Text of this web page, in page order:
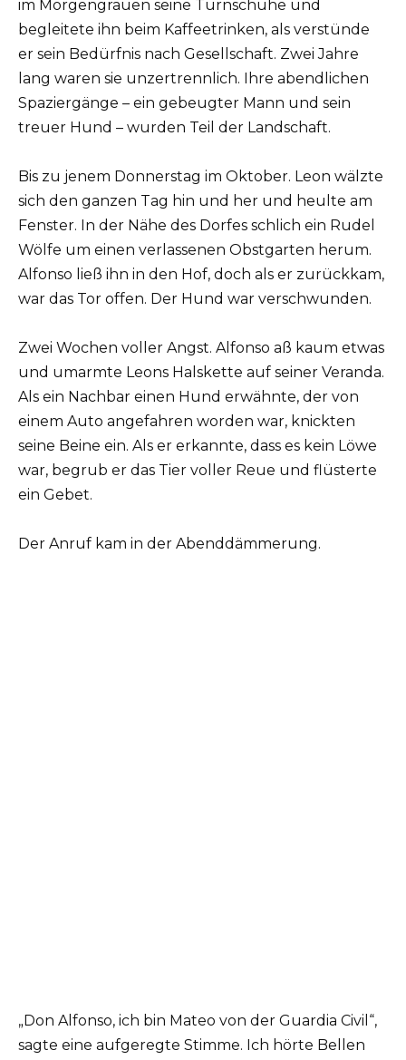
im Morgengrauen seine Turnschuhe und
begleitete ihn beim Kaffeetrinken, als verstünde
er sein Bedürfnis nach Gesellschaft. Zwei Jahre
lang waren sie unzertrennlich. Ihre abendlichen
Spaziergänge – ein gebeugter Mann und sein
treuer Hund – wurden Teil der Landschaft.
Bis zu jenem Donnerstag im Oktober. Leon wälzte
sich den ganzen Tag hin und her und heulte am
Fenster. In der Nähe des Dorfes schlich ein Rudel
Wölfe um einen verlassenen Obstgarten herum.
Alfonso ließ ihn in den Hof, doch als er zurückkam,
war das Tor offen. Der Hund war verschwunden.
Zwei Wochen voller Angst. Alfonso aß kaum etwas
und umarmte Leons Halskette auf seiner Veranda.
Als ein Nachbar einen Hund erwähnte, der von
einem Auto angefahren worden war, knickten
seine Beine ein. Als er erkannte, dass es kein Löwe
war, begrub er das Tier voller Reue und flüsterte
ein Gebet.
Der Anruf kam in der Abenddämmerung.
„Don Alfonso, ich bin Mateo von der Guardia Civil“,
sagte eine aufgeregte Stimme. Ich hörte Bellen